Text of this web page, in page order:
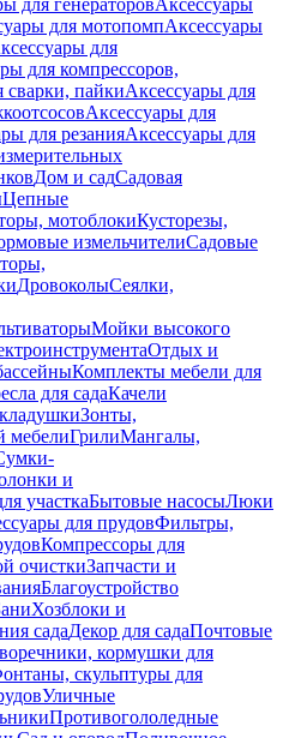
для генераторовАксессуары
для мотопомпАксессуары
для
для компрессоров,
сварки, пайкиАксессуары для
Аксессуары для
для резанияАксессуары для
Дом и садСадовая
Цепные
мотоблокиКусторезы,
измельчителиСадовые
ДровоколыСеялки,
Мойки высокого
Отдых и
Комплекты мебели для
для садаКачели
Зонты,
мебелиГрилиМангалы,
и
участкаБытовые насосыЛюки
для прудовФильтры,
Компрессоры для
очисткиЗапчасти и
Благоустройство
Хозблоки и
садаДекор для садаПочтовые
кормушки для
скульптуры для
Уличные
Противогололедные